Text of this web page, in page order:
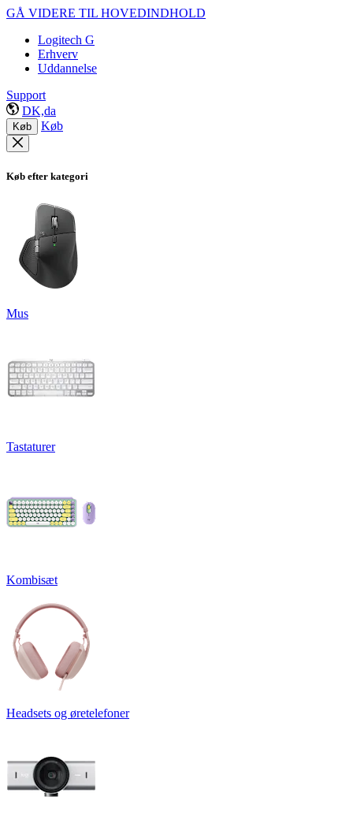
GÅ VIDERE TIL HOVEDINDHOLD
Logitech G
Erhverv
Uddannelse
Support
DK,da
Køb Køb
Køb efter kategori
Mus
Tastaturer
Kombisæt
Headsets og øretelefoner